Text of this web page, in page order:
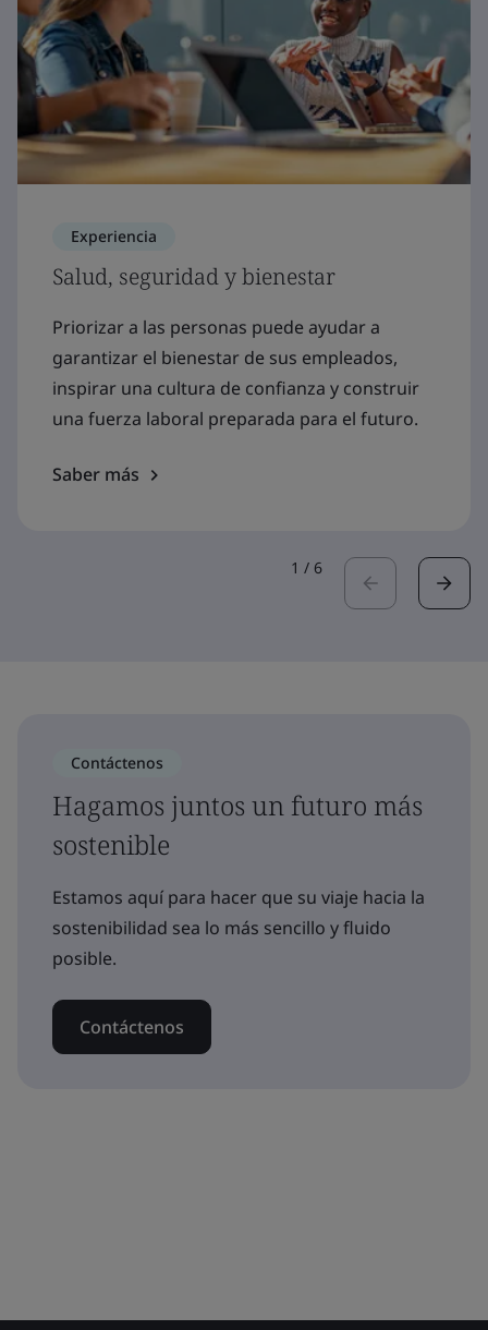
Experiencia
Salud, seguridad y bienestar
Priorizar a las personas puede ayudar a
garantizar el bienestar de sus empleados,
inspirar una cultura de confianza y construir
una fuerza laboral preparada para el futuro.
Saber más
1 / 6
Contáctenos
Hagamos juntos un futuro más
sostenible
Estamos aquí para hacer que su viaje hacia la
sostenibilidad sea lo más sencillo y fluido
posible.
Contáctenos